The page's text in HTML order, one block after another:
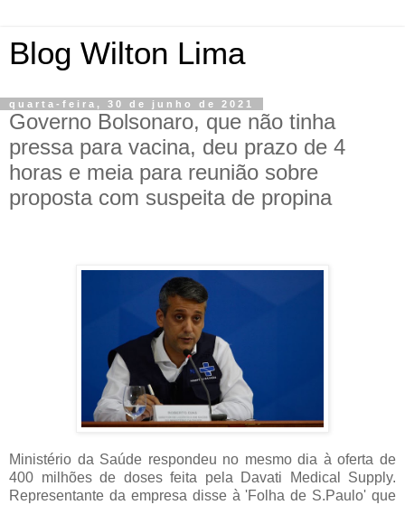
Blog Wilton Lima
quarta-feira, 30 de junho de 2021
Governo Bolsonaro, que não tinha
pressa para vacina, deu prazo de 4
horas e meia para reunião sobre
proposta com suspeita de propina
Ministério da Saúde respondeu no mesmo dia à oferta de
400 milhões de doses feita pela Davati Medical Supply.
Representante da empresa disse à 'Folha de S.Paulo' que